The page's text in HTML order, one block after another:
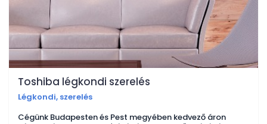
Toshiba légkondi szerelés
Légkondi, szerelés
Cégünk Budapesten és Pest megyében kedvező áron